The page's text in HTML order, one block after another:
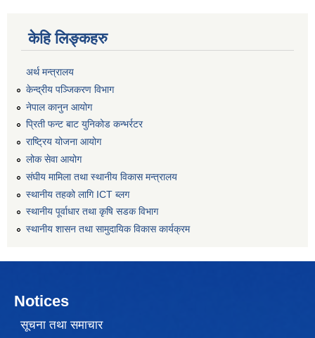
केहि लिङ्कहरु
अर्थ मन्त्रालय
केन्द्रीय पञ्जिकरण विभाग
नेपाल कानुन आयोग
प्रिती फन्ट बाट युनिकोड कन्भर्रटर
राष्ट्रिय योजना आयोग
लोक सेवा आयोग
संघीय मामिला तथा स्थानीय विकास मन्त्रालय
स्थानीय तहको लागि ICT ब्लग
स्थानीय पूर्वाधार तथा कृषि सडक विभाग
स्थानीय शासन तथा सामुदायिक विकास कार्यक्रम
Notices
सूचना तथा समाचार